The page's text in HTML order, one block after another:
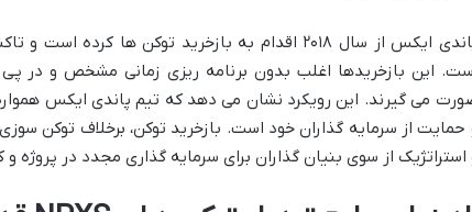
پاندی ایکس از سال ۲۰۱۸ اقدام به بازخرید توکن ها
این بازخریدها اغلب بدون برنامه ریزی زمانی مشخص و در
می گیرند. این رویکرد نشان می دهد که تیم پاندی ایکس
حمایت از سرمایه گذاران خود است. بازخرید توکن، برخلاف توکن
استراتژیک از سوی بنیان گذاران برای سرمایه گذاری مجدد در